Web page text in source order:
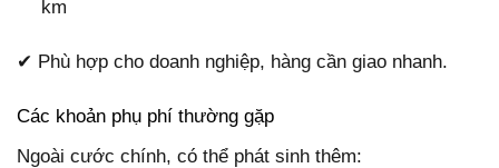
km
✔ Phù hợp cho doanh nghiệp, hàng cần giao nhanh.
Các khoản phụ phí thường gặp
Ngoài cước chính, có thể phát sinh thêm: